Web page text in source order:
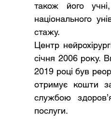
також його
національного
стажу.
Центр
січня 2006 року.
2019 році був
отримує кошти
службою
послуги.